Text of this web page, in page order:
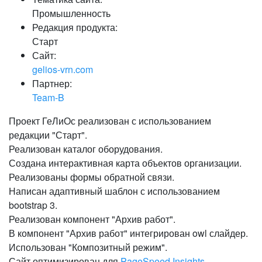
Промышленность
Редакция продукта:
Старт
Сайт:
gelios-vrn.com
Партнер:
Team-B
Проект ГеЛиОс реализован с использованием
редакции "Старт".
Реализован каталог оборудования.
Создана интерактивная карта объектов организации.
Реализованы формы обратной связи.
Написан адаптивный шаблон с использованием
bootstrap 3.
Реализован компонент "Архив работ".
В компонент "Архив работ" интегрирован owl слайдер.
Использован "Композитный режим".